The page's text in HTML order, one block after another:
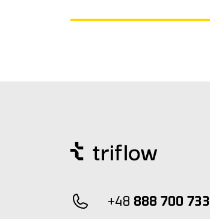
+48 888 700 733